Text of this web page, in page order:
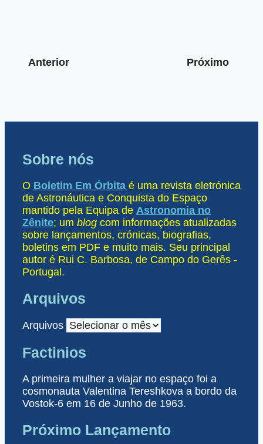
Anterior Próximo
Sobre nós
O Boletim Em Órbita é uma revista eletrónica
de Astronáutica e Conquista do Espaço
mantido pela Equipa de Astronomia no
Zênite; um blog com informações atualizadas
sobre lançamentos, crónicas, biografias,
boletins em PDF e muito mais. Seu principal
autor é Rui C. Barbosa, de Campo do Gerês -
Portugal.
Arquivos
Arquivos
Factinios
A primeira mulher a viajar no espaço foi a
cosmonauta Valentina Tereshkova a bordo da
Vostok-6 em 16 de Junho de 1963.
Próximo Lançamento